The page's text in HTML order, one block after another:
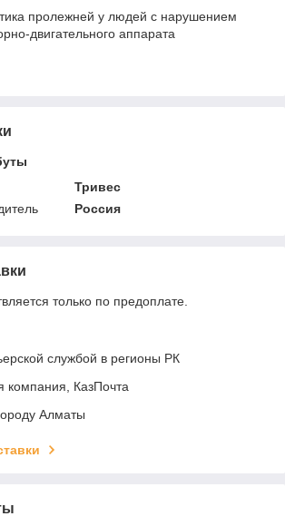
пролежней у людей с нарушением
двигательного аппарата
Тривес
Россия
только по предоплате.
службой в регионы РК
компания, КазПочта
Алматы